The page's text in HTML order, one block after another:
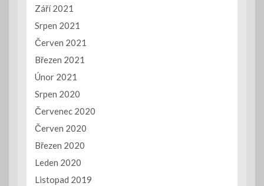
Září 2021
Srpen 2021
Červen 2021
Březen 2021
Únor 2021
Srpen 2020
Červenec 2020
Červen 2020
Březen 2020
Leden 2020
Listopad 2019